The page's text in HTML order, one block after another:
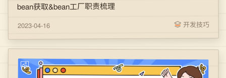
bean获取&bean工厂职责梳理
2023-04-16 开发技巧